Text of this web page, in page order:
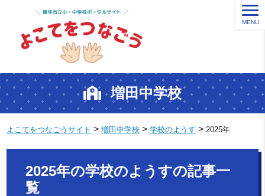
増田中学校
MENU
よこてをつなごうサイト >増田中学校 >学校のようす > 2025年
2025年の学校のようすの記事一
覧